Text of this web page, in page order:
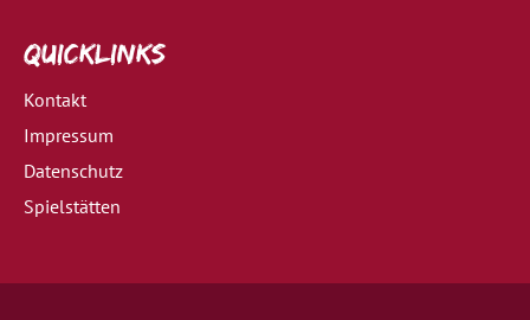
Quicklinks
Kontakt
Impressum
Datenschutz
Spielstätten